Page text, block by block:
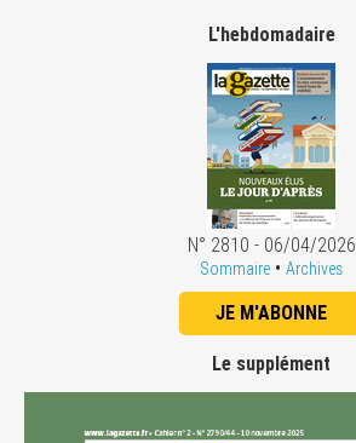
L'hebdomadaire
N° 2810 - 06/04/2026
Sommaire • Archives
JE M'ABONNE
Le supplément